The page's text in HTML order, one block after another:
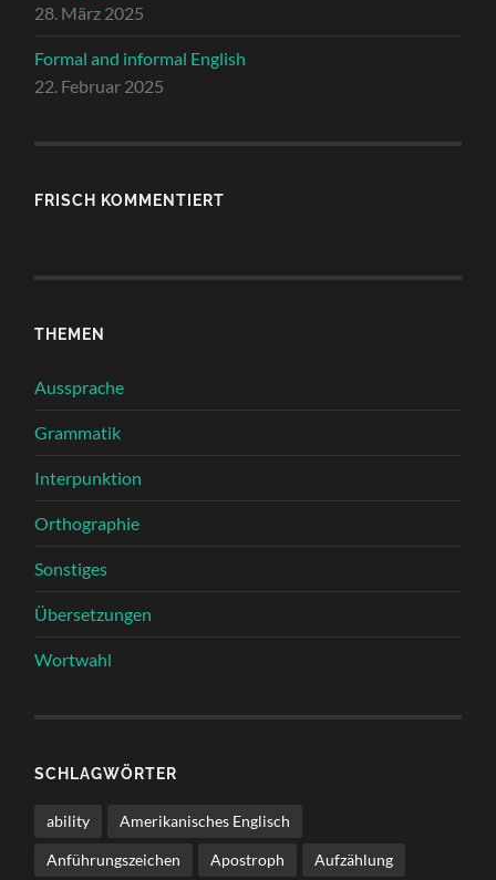
28. März 2025
Formal and informal English
22. Februar 2025
FRISCH KOMMENTIERT
THEMEN
Aussprache
Grammatik
Interpunktion
Orthographie
Sonstiges
Übersetzungen
Wortwahl
SCHLAGWÖRTER
ability Amerikanisches Englisch
Anführungszeichen Apostroph Aufzählung